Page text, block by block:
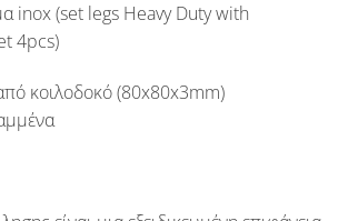
inox (set legs Heavy Duty with
4pcs)
κοιλοδοκό (80x80x3mm)